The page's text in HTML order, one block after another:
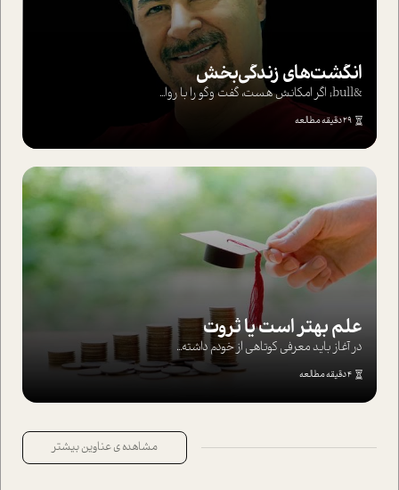
انگشت‌های‌ زندگی‌بخش
&bull; اگر امکانش هست، گفت وگو را با روا...
29 دقیقه مطالعه
علم بهتر است یا ثروت
در آغاز باید معرفی کوتاهی از خودم داشته...
4 دقیقه مطالعه
مشاهده ی عناوین بیشتر